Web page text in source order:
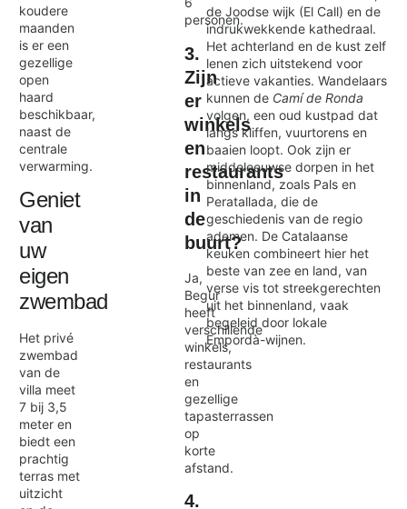
koudere
maanden
is er een
gezellige
open
haard
beschikbaar,
naast de
centrale
verwarming.
Geniet
van
uw
eigen
zwembad
Het privé
zwembad
van de
villa meet
7 bij 3,5
meter en
biedt een
prachtig
terras met
uitzicht
personen.
3.
Zijn
er
winkels
en
restaurants
in
de
buurt?
Ja,
Begur
heeft
verschillende
winkels,
restaurants
en
gezellige
tapasterrassen
op
korte
afstand.
4.
de Joodse wijk (El Call) en de
indrukwekkende kathedraal.
Het achterland en de kust zelf
lenen zich uitstekend voor
actieve vakanties. Wandelaars
kunnen de Camí de Ronda
volgen, een oud kustpad dat
langs kliffen, vuurtorens en
baaien loopt. Ook zijn er
middeleeuwse dorpen in het
binnenland, zoals Pals en
Peratallada, die de
geschiedenis van de regio
ademen. De Catalaanse
keuken combineert hier het
beste van zee en land, van
verse vis tot streekgerechten
uit het binnenland, vaak
begeleid door lokale
Empordà-wijnen.